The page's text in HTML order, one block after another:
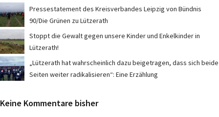
Pressestatement des Kreisverbandes Leipzig von Bündnis
90/Die Grünen zu Lützerath
Stoppt die Gewalt gegen unsere Kinder und Enkelkinder in
Lützerath!
„Lützerath hat wahrscheinlich dazu beigetragen, dass sich beide
Seiten weiter radikalisieren“: Eine Erzählung
Keine Kommentare bisher